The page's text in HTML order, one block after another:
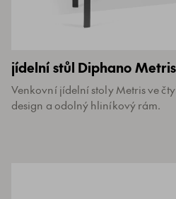
jídelní stůl Diphano Metris
Venkovní jídelní stoly Metris ve
design a odolný hliníkový rám.